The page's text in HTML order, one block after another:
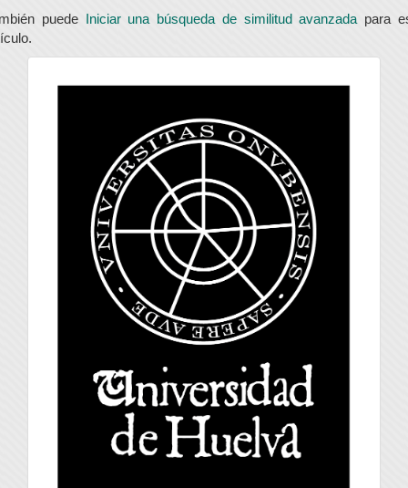
puede Iniciar una búsqueda de similitud avanzada para
universidad